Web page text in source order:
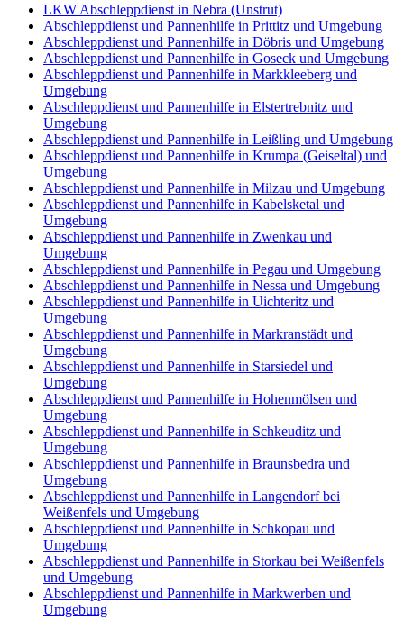
LKW Abschleppdienst in Nebra (Unstrut)
Abschleppdienst und Pannenhilfe in Prittitz und Umgebung
Abschleppdienst und Pannenhilfe in Döbris und Umgebung
Abschleppdienst und Pannenhilfe in Goseck und Umgebung
Abschleppdienst und Pannenhilfe in Markkleeberg und
Umgebung
Abschleppdienst und Pannenhilfe in Elstertrebnitz und
Umgebung
Abschleppdienst und Pannenhilfe in Leißling und Umgebung
Abschleppdienst und Pannenhilfe in Krumpa (Geiseltal) und
Umgebung
Abschleppdienst und Pannenhilfe in Milzau und Umgebung
Abschleppdienst und Pannenhilfe in Kabelsketal und
Umgebung
Abschleppdienst und Pannenhilfe in Zwenkau und
Umgebung
Abschleppdienst und Pannenhilfe in Pegau und Umgebung
Abschleppdienst und Pannenhilfe in Nessa und Umgebung
Abschleppdienst und Pannenhilfe in Uichteritz und
Umgebung
Abschleppdienst und Pannenhilfe in Markranstädt und
Umgebung
Abschleppdienst und Pannenhilfe in Starsiedel und
Umgebung
Abschleppdienst und Pannenhilfe in Hohenmölsen und
Umgebung
Abschleppdienst und Pannenhilfe in Schkeuditz und
Umgebung
Abschleppdienst und Pannenhilfe in Braunsbedra und
Umgebung
Abschleppdienst und Pannenhilfe in Langendorf bei
Weißenfels und Umgebung
Abschleppdienst und Pannenhilfe in Schkopau und
Umgebung
Abschleppdienst und Pannenhilfe in Storkau bei Weißenfels
und Umgebung
Abschleppdienst und Pannenhilfe in Markwerben und
Umgebung